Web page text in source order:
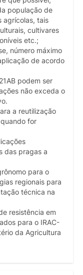
população de
agrícolas, tais
cultivares
etc.;
número máximo
de acordo
podem ser
não exceda o
a reutilização
for
das pragas a
para o
regionais para
técnica na
resistência em
para o IRAC-
da Agricultura